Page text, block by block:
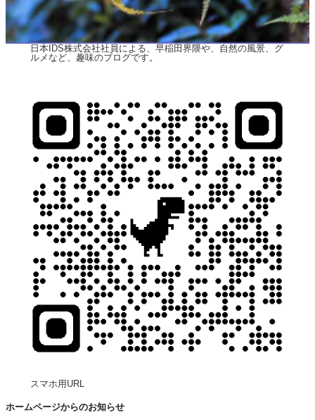
日本IDS株式会社社員による、早稲田界隈や、自然の風景、グ
ルメなど、趣味のブログです。
スマホ用URL
ホームページからのお知らせ